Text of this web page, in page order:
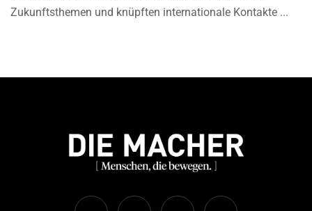
Zukunftsthemen und knüpften internationale Kontakte